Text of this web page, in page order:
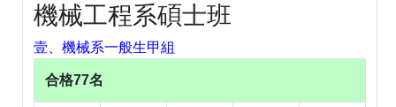
機械工程系碩士班
壹、機械系一般生甲組
合格77名